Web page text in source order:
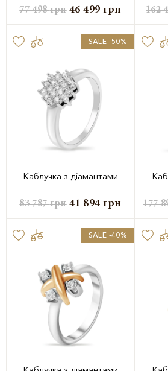
77 498грн 46 499 грн 162
SALE -50%
Каблучка з діамантами
83 787грн 41 894 грн 177
SALE -40%